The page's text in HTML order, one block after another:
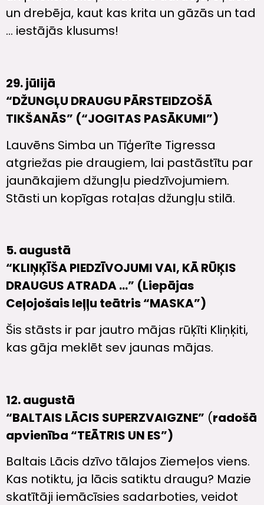
un drebēja, kaut kas krita un gāzās un tad
… iestājās klusums!
29. jūlijā
“DŽUNGĻU DRAUGU PĀRSTEIDZOŠĀ
TIKŠANĀS” (“JOGITAS PASĀKUMI”)
Lauvēns Simba un Tīģerīte Tigressa
atgriežas pie draugiem, lai pastāstītu par
jaunākajiem džungļu piedzīvojumiem.
Stāsti un kopīgas rotaļas džungļu stilā.
5. augustā
“KLIŅĶĪŠA PIEDZĪVOJUMI VAI, KĀ RŪĶIS
DRAUGUS ATRADA …” (Liepājas
Ceļojošais leļļu teātris “MASKA”)
Šis stāsts ir par jautro mājas rūķīti Kliņķiti,
kas gāja meklēt sev jaunas mājas.
12. augustā
“BALTAIS LĀCIS SUPERZVAIGZNE” (radošā
apvienība “TEĀTRIS UN ES”)
Baltais Lācis dzīvo tālajos Ziemeļos viens.
Kas notiktu, ja lācis satiktu draugu? Mazie
skatītāji iemācīsies sadarboties, veidot